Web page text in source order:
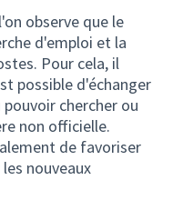
observe que le
d'emploi et la
Pour cela, il
possible d'échanger
chercher ou
non officielle.
de favoriser
nouveaux